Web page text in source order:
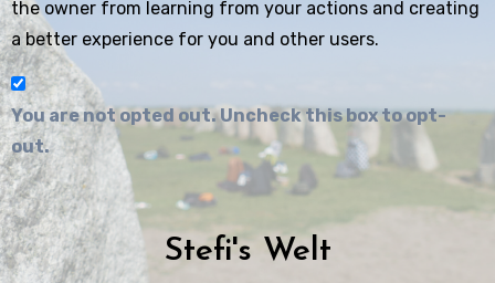
the owner from learning from your actions and creating
a better experience for you and other users.
You are not opted out. Uncheck this box to opt-
out.
Stefi's Welt